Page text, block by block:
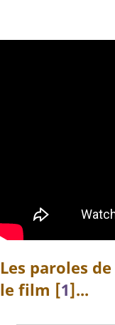
Les paroles
le film [1]...